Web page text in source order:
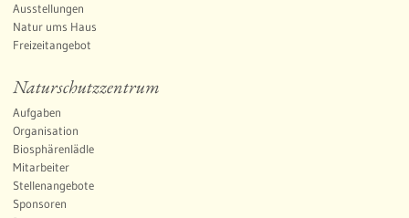
Ausstellungen
Natur ums Haus
Freizeitangebot
Naturschutzzentrum
Aufgaben
Organisation
Biosphärenlädle
Mitarbeiter
Stellenangebote
Sponsoren